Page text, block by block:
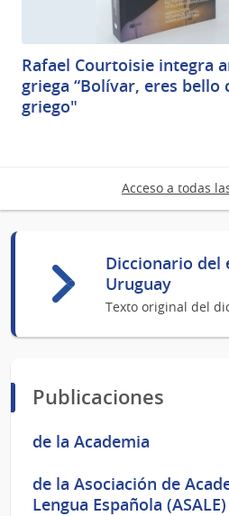
Rafael Courtoisie integra
griega “Bolívar, eres bello
griego"
Acceso a todas
Diccionario del
Uruguay
Texto original del
Publicaciones
de la Academia
de la Asociación de
Lengua Española (ASALE)